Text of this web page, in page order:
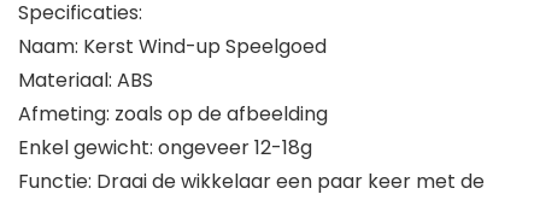
Specificaties:
Naam: Kerst Wind-up Speelgoed
Materiaal: ABS
Afmeting: zoals op de afbeelding
Enkel gewicht: ongeveer 12-18g
Functie: Draai de wikkelaar een paar keer met de